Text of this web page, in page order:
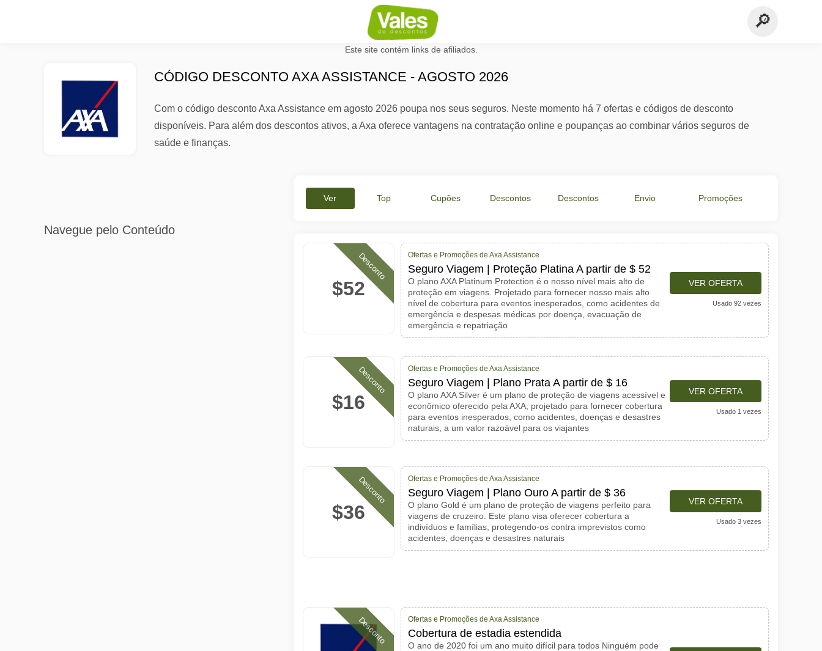
Este site contém links de afiliados.
CÓDIGO DESCONTO AXA ASSISTANCE - AGOSTO 2026
Com o código desconto Axa Assistance em agosto 2026 poupa nos seus seguros. Neste momento há 7 ofertas e códigos de desconto
disponíveis. Para além dos descontos ativos, a Axa oferece vantagens na contratação online e poupanças ao combinar vários seguros de
saúde e finanças.
Navegue pelo Conteúdo
Ver Top Cupões Descontos Descontos Envio Promoções
$52
Desconto Ofertas e Promoções de Axa Assistance
Seguro Viagem | Proteção Platina A partir de $ 52
O plano AXA Platinum Protection é o nosso nível mais alto de
proteção em viagens. Projetado para fornecer nosso mais alto
nível de cobertura para eventos inesperados, como acidentes de
emergência e despesas médicas por doença, evacuação de
emergência e repatriação
VER OFERTA
Usado 92 vezes
$16
Desconto Ofertas e Promoções de Axa Assistance
Seguro Viagem | Plano Prata A partir de $ 16
O plano AXA Silver é um plano de proteção de viagens acessível e
econômico oferecido pela AXA, projetado para fornecer cobertura
para eventos inesperados, como acidentes, doenças e desastres
naturais, a um valor razoável para os viajantes
VER OFERTA
Usado 1 vezes
$36
Desconto Ofertas e Promoções de Axa Assistance
Seguro Viagem | Plano Ouro A partir de $ 36
O plano Gold é um plano de proteção de viagens perfeito para
viagens de cruzeiro. Este plano visa oferecer cobertura a
indivíduos e famílias, protegendo-os contra imprevistos como
acidentes, doenças e desastres naturais
VER OFERTA
Usado 3 vezes
Desconto Ofertas e Promoções de Axa Assistance
Cobertura de estadia estendida
O ano de 2020 foi um ano muito difícil para todos Ninguém pode